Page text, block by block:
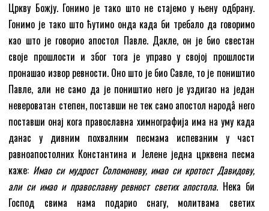
Цркву Божју. Гонимо је тако што не стајемо у њену одбрану.
Гонимо је тако што ћутимо онда када би требало да говоримо
као што је говорио апостол Павле. Дакле, он је био свестан
своје прошлости и због тога је управо у својој прошлости
пронашао извор ревности. Оно што је био Савле, то је поништио
Павле, али не само да је поништио него је уздигао на један
невероватан степен, поставши не тек само апостол народâ него
поставши онај кога православна химнографија има на уму када
данас у дивним похвалним песмама испеваним у част
равноапостолних Константина и Јелене једна црквена песма
каже: Имао си мудрост Соломонову, имао си кротост Давидову,
али си имао и православну ревност светих апостола. Нека би
Господ свима нама подарио снагу, молитвама светих